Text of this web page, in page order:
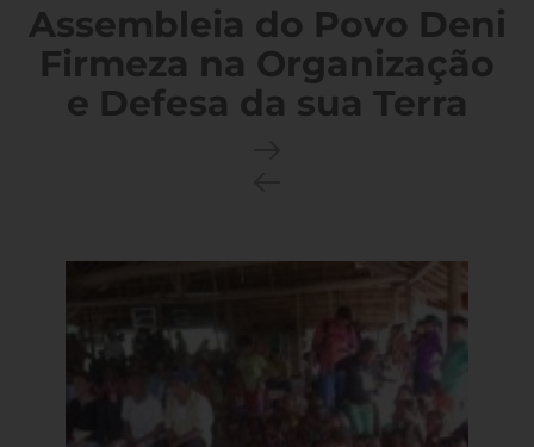
Assembleia do Povo Deni
Firmeza na Organização
e Defesa da sua Terra